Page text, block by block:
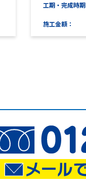
工期・完成時期
施工金額